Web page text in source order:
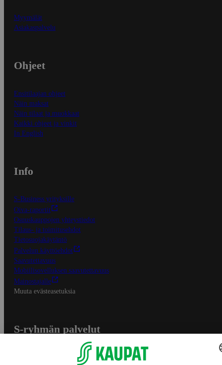
Myymälät
Asiakaspalvelu
Ohjeet
Ensitilaajan ohjeet
Näin maksat
Näin tilaat ja muokkaat
Kaikki ohjeet ja vinkit
In English
Info
S-Business yrityksille
Oiva-raportit
Osuuskauppojen yhteystiedot
Tilaus- ja toimitusehdot
Tietosuojakäytäntö
Palvelun käyttöehdot
Saavutettavuus
Mobiilisovelluksen saavutettavuus
Mainostajalle
Muuta evästeasetuksia
S-ryhmän palvelut